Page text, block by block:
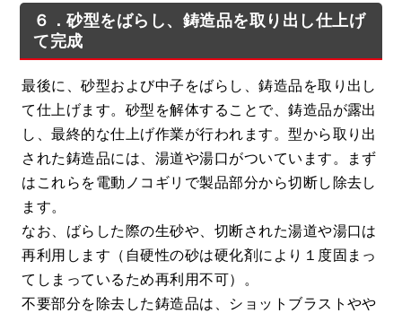
６．砂型をばらし、鋳造品を取り出し仕上げ
て完成
最後に、砂型および中子をばらし、鋳造品を取り出し
て仕上げます。砂型を解体することで、鋳造品が露出
し、最終的な仕上げ作業が行われます。型から取り出
された鋳造品には、湯道や湯口がついています。まず
はこれらを電動ノコギリで製品部分から切断し除去し
ます。
なお、ばらした際の生砂や、切断された湯道や湯口は
再利用します（自硬性の砂は硬化剤により１度固まっ
てしまっているため再利用不可）。
不要部分を除去した鋳造品は、ショットブラストやや